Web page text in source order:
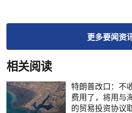
更多要闻资
相关阅读
特朗普改口：不
费用了，将用与
的贸易投资协议